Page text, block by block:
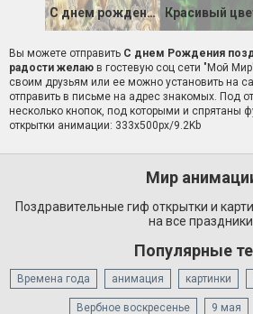
С днем рождения!
Вы можете отправить С днем Рождения
радости желаю в гостевую соц сети "Мой
своим друзьям или ее можно установить на
отправить в письме на адрес знакомых. Под
несколько кнопок, под которыми и спрятаны
открытки анимации: 333x500px/9.2Kb
Мир
Поздравительные гиф открытки и
на все
Популярные
Времена года анимация картинки
Вербное воскресенье 9 мая